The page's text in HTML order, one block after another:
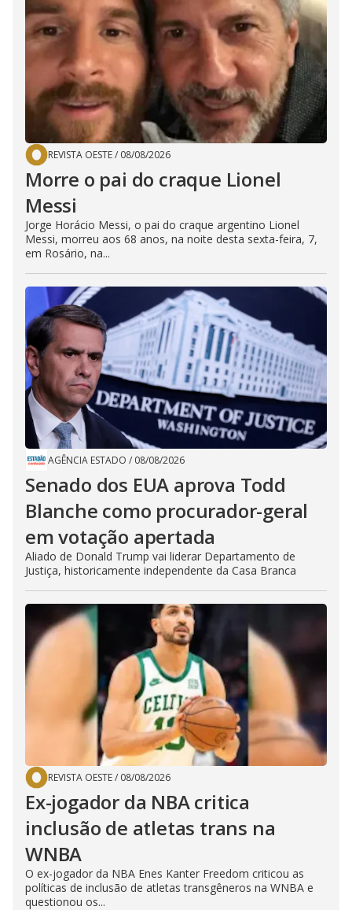
REVISTA OESTE/ 08/08/2026
Morre o pai do craque Lionel
Messi
Jorge Horácio Messi, o pai do craque argentino Lionel
Messi, morreu aos 68 anos, na noite desta sexta-feira, 7,
em Rosário, na...
AGÊNCIA ESTADO / 08/08/2026
Senado dos EUA aprova Todd
Blanche como procurador-geral
em votação apertada
Aliado de Donald Trump vai liderar Departamento de
Justiça, historicamente independente da Casa Branca
REVISTA OESTE/ 08/08/2026
Ex-jogador da NBA critica
inclusão de atletas trans na
WNBA
O ex-jogador da NBA Enes Kanter Freedom criticou as
políticas de inclusão de atletas transgêneros na WNBA e
questionou os...